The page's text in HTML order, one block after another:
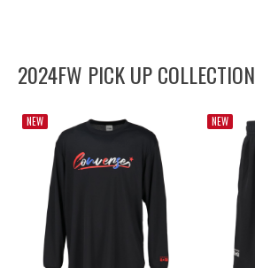
2024FW PICK UP COLLECTION
NEW NEW